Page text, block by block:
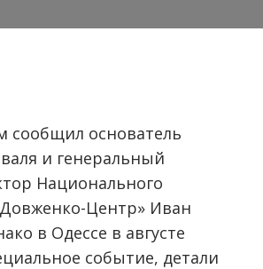
сообщил основатель
и генеральный
Национального
Центр» Иван
в Одессе в августе
событие, детали